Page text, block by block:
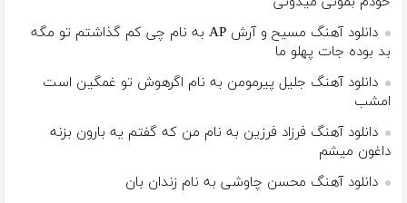
دانلود آهنگ مسیح و آرش AP به نام چی کم گذاشتم تو مگه
بد بوده جات پهلو ما
دانلود آهنگ جلیل پیرمومن به نام اگرهوش تو غمگین است
امشب
دانلود آهنگ فرزاد فرزین به نام من که گفتم یه بارون بزنه
داغون میشم
دانلود آهنگ محسن چاوشی به نام زندان بان